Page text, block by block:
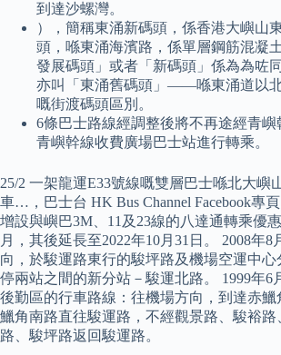
到達沙螺灣。
），簡稱東涌新碼頭，係香港大嶼山
頭，喺東涌海濱路，係單層鋼筋混凝
發展碼頭」或者「新碼頭」係為為咗
亦叫「東涌舊碼頭」——喺東涌道以
嘅街渡碼頭區別。
6條巴士路線經調整後將不再途經青
青嶼幹線收費廣場巴士站進行轉乘。
25/2 一架龍運E33號線嘅雙層巴士喺北大嶼
車…，巴士台 HK Bus Channel Facebook專頁
增設與嶼巴3M、11及23線的八達通轉乘優
月，其後延長至2022年10月31日。 2008年8
向，於駿運路東行的駿坪路及機場空運中
停兩站之間的新分站－駿運北路。 1999年6
後勤區的行車路線：往機場方向，到達赤
鱲角南路直往駿運路，不經觀景路、駿裕路
路、駿坪路返回駿運路。